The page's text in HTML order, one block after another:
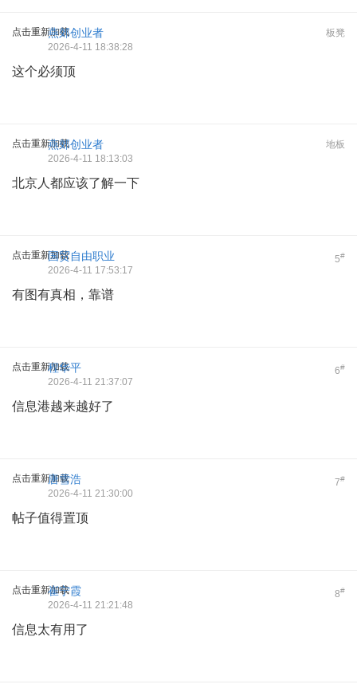
点击重新加载 板凳
燕郊创业者
2026-4-11 18:38:28
这个必须顶
点击重新加载 地板
燕郊创业者
2026-4-11 18:13:03
北京人都应该了解一下
点击重新加载 5#
国贸自由职业
2026-4-11 17:53:17
有图有真相，靠谱
点击重新加载 6#
程华平
2026-4-11 21:37:07
信息港越来越好了
点击重新加载 7#
唐雪浩
2026-4-11 21:30:00
帖子值得置顶
点击重新加载 8#
崔宁霞
2026-4-11 21:21:48
信息太有用了